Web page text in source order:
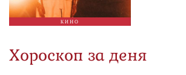
КИНО
Хороскоп за деня